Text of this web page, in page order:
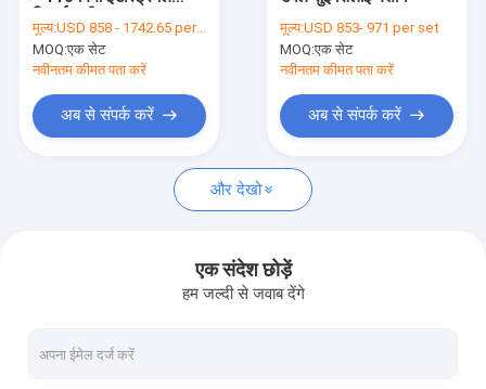
फ्लैट बिस्तर सिलाई मशीन
एकल सुई सिलाई मशीन
कम्प्यूटरीकृत पैटर्न सिलाई मशीन
सिलेंडर बिस्तर सिलाई मशीन
चमड़े की सिलाई मशीन
यौगिक फ़ीड सिलाई मशीन
मूल्य:USD 858 - 1742.65 per set
MOQ:एक सेट
नवीनतम कीमत पता करें
अब से संपर्क करें
मूल्य:USD 853- 971 per set
MOQ:एक सेट
नवीनतम कीमत पता करें
अब से संपर्क करें
और देखो
एक संदेश छोड़ें
हम जल्दी से जवाब देंगे